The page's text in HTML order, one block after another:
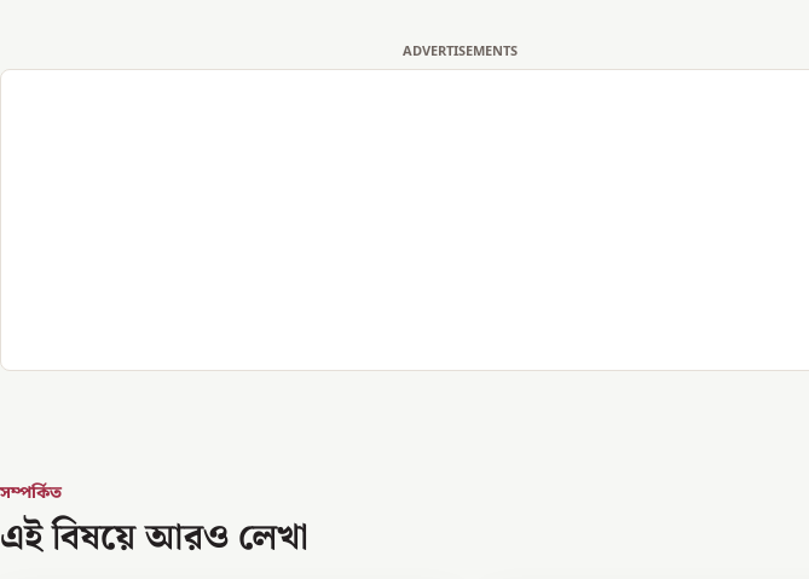
ADVERTISEMENTS
সম্পর্কিত
এই বিষয়ে আরও লেখা